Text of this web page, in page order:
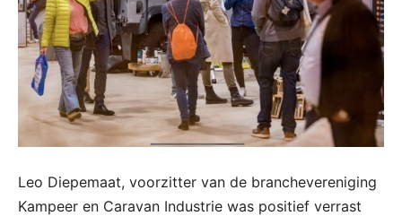
Leo Diepemaat, voorzitter van de branchevereniging
Kampeer en Caravan Industrie was positief verrast